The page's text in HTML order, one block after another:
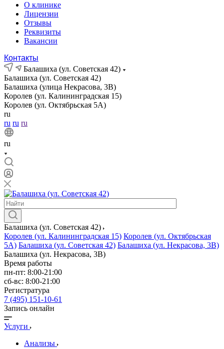
О клинике
Лицензии
Отзывы
Реквизиты
Вакансии
Контакты
Балашиха (ул. Советская 42)
Балашиха (ул. Советская 42)
Балашиха (улица Некрасова, 3В)
Королев (ул. Калининградская 15)
Королев (ул. Октябрьская 5А)
ru
ru ru ru
ru
Балашиха (ул. Советская 42)
Королев (ул. Калининградская 15) Королев (ул. Октябрьская
5А) Балашиха (ул. Советская 42) Балашиха (ул. Некрасова, 3В)
Балашиха (ул. Некрасова, 3В)
Время работы
пн-пт: 8:00-21:00
сб-вс: 8:00-21:00
Регистратура
7 (495) 151-10-61
Запись онлайн
Услуги
Анализы